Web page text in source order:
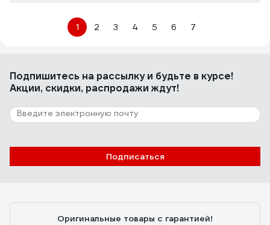
1 2 3 4 5 6 7
Подпишитесь на рассылкуи будьте в курсе!
Акции, скидки, распродажи ждут!
Подписаться
Оригинальные товары с гарантией!